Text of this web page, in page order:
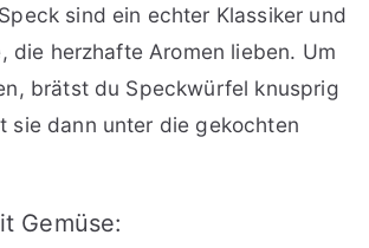
sind ein echter Klassiker und
die herzhafte Aromen lieben. Um
brätst du Speckwürfel knusprig
sie dann unter die gekochten
Gemüse: